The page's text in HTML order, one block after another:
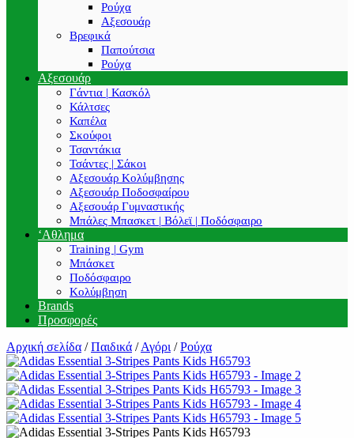
Ρούχα
Αξεσουάρ
Βρεφικά
Παπούτσια
Ρούχα
Αξεσουάρ
Γάντια | Κασκόλ
Κάλτσες
Καπέλα
Σκούφοι
Τσαντάκια
Τσάντες | Σάκοι
Αξεσουάρ Κολύμβησης
Αξεσουάρ Ποδοσφαίρου
Αξεσουάρ Γυμναστικής
Μπάλες Μπασκετ | Βόλεϊ | Ποδόσφαιρο
‘Αθλημα
Training | Gym
Μπάσκετ
Ποδόσφαιρο
Κολύμβηση
Brands
Προσφορές
Αρχική σελίδα / Παιδικά /Αγόρι / Ρούχα